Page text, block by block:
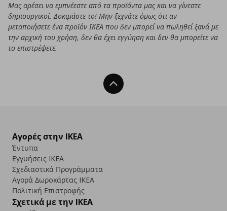
Μας αρέσει να εμπνέεστε από τα προϊόντα μας και να γίνεστε
δημιουργικοί. Δοκιμάστε το! Μην ξεχνάτε όμως ότι αν
μεταποιήσετε ένα προϊόν ΙΚΕΑ που δεν μπορεί να πωληθεί ξανά με
την αρχική του χρήση, δεν θα έχει εγγύηση και δεν θα μπορείτε να
το επιστρέψετε.
Back To Top
Αγορές στην IKEA
Έντυπα
Εγγυήσεις IKEA
Σχεδιαστικά Προγράμματα
Αγορά Δωρoκάρτας IKEA
Πολιτική Επιστροφής
Σχετικά με την IKEA